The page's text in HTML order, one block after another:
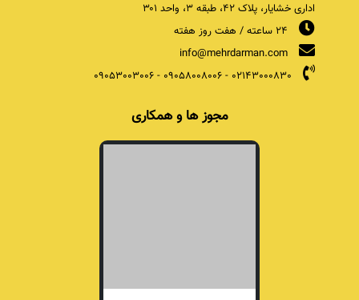
اداری خشایار، پلاک ۴۲، طبقه ۳، واحد ۳۰۱
info@mehrdarman.com
02143000830
-
09058008006
-
09053003006
مجوز ها و همکاری